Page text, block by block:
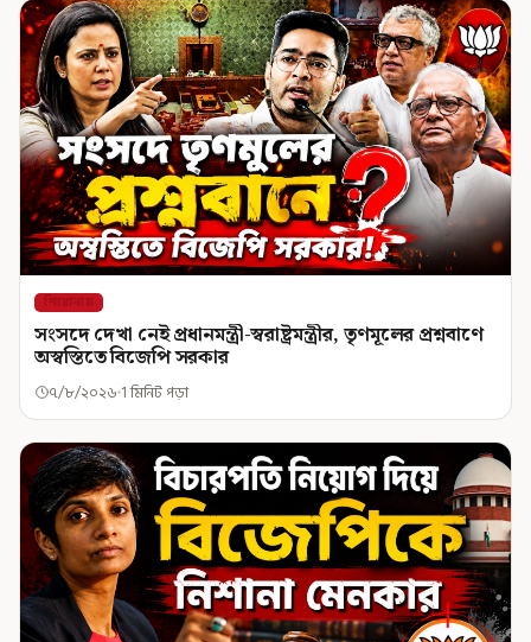
শিরোনাম
সংসদে দেখা নেই প্রধানমন্ত্রী-স্বরাষ্ট্রমন্ত্রীর, তৃণমূলের প্রশ্নবাণে
অস্বস্তিতে বিজেপি সরকার
৭/৮/২০২৬ 1 মিনিট পড়া